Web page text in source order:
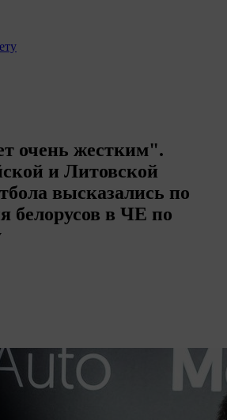
очень жестким".
и Литовской
высказались по
белорусов в ЧЕ по